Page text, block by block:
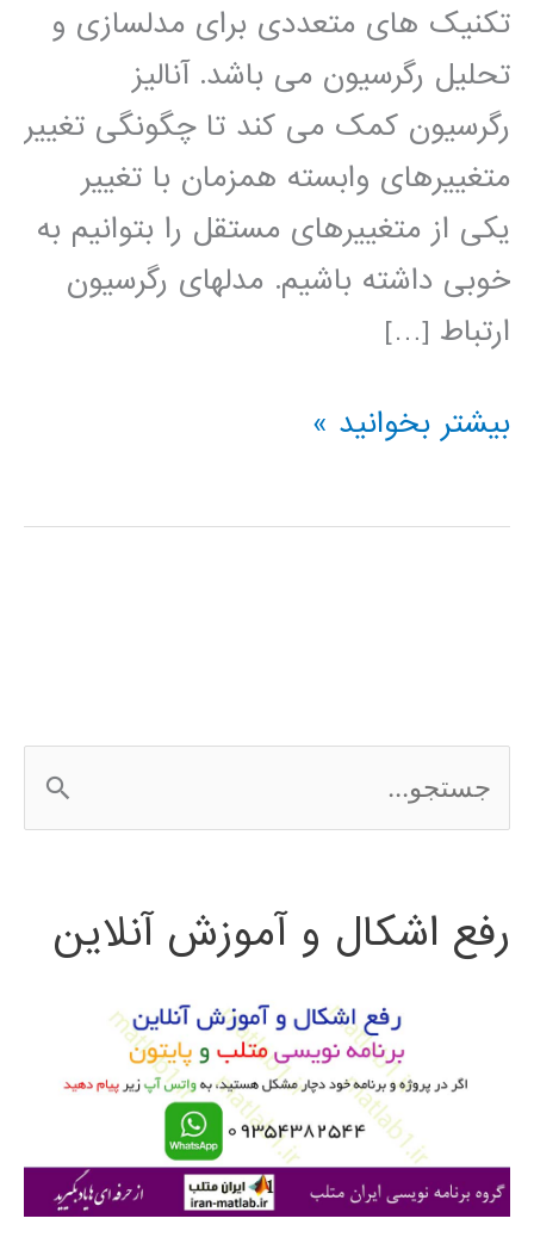
تکنیک های متعددی برای مدلسازی و
تحلیل رگرسیون می باشد. آنالیز
رگرسیون کمک می کند تا چگونگی تغییر
متغییرهای وابسته همزمان با تغییر
یکی از متغییرهای مستقل را بتوانیم به
خوبی داشته باشیم. مدلهای رگرسیون
ارتباط […]
فیلم
فارسی
بیشتر بخوانید »
س
ج
ی
رفع اشکال و آموزش آنلاین